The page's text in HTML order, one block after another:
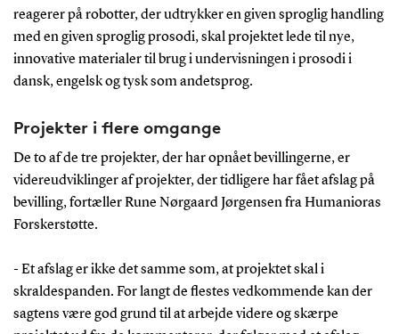
reagerer på robotter, der udtrykker en given sproglig handling
med en given sproglig prosodi, skal projektet lede til nye,
innovative materialer til brug i undervisningen i prosodi i
dansk, engelsk og tysk som andetsprog.
Projekter i flere omgange
De to af de tre projekter, der har opnået bevillingerne, er
videreudviklinger af projekter, der tidligere har fået afslag på
bevilling, fortæller Rune Nørgaard Jørgensen fra Humanioras
Forskerstøtte.
- Et afslag er ikke det samme som, at projektet skal i
skraldespanden. For langt de flestes vedkommende kan der
sagtens være god grund til at arbejde videre og skærpe